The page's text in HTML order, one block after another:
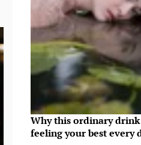
Why this ordinary drink
feeling your best every